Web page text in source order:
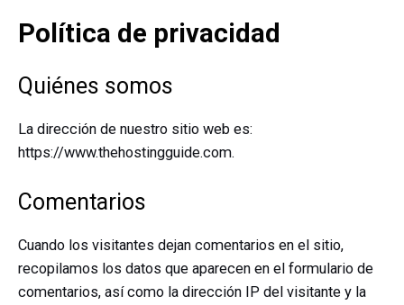
Política de privacidad
Quiénes somos
La dirección de nuestro sitio web es:
https://www.thehostingguide.com.
Comentarios
Cuando los visitantes dejan comentarios en el sitio,
recopilamos los datos que aparecen en el formulario de
comentarios, así como la dirección IP del visitante y la